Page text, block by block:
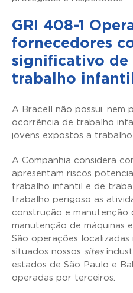
GRI 408-1
fornecedores
significativo de
trabalho infantil
A Bracell não possui, nem
ocorrência de trabalho
jovens expostos a trabalho
A Companhia considera
apresentam riscos
trabalho infantil e de
trabalho perigoso as
construção e manutenção
manutenção de máquinas
São operações
situados nossos sites
estados de São Paulo e
operadas por terceiros.